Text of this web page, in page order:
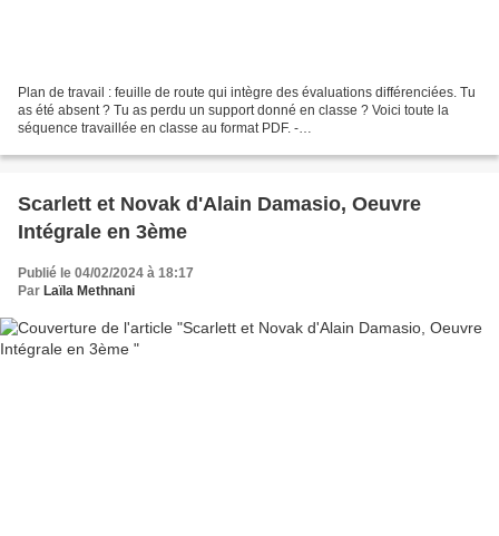
Plan de travail : feuille de route qui intègre des évaluations différenciées. Tu
as été absent ? Tu as perdu un support donné en classe ? Voici toute la
séquence travaillée en classe au format PDF. -
Scarlett et Novak d'Alain Damasio, Oeuvre
Intégrale en 3ème
Publié le 04/02/2024 à 18:17
Par Laïla Methnani